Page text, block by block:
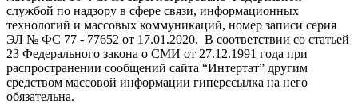
службой по надзору в сфере связи, информационных
технологий и массовых коммуникаций, номер записи серия
ЭЛ № ФС 77 - 77652 от 17.01.2020. В соответствии со статьей
23 Федерального закона о СМИ от 27.12.1991 года при
распространении сообщений сайта “Интертат” другим
средством массовой информации гиперссылка на него
обязательна.